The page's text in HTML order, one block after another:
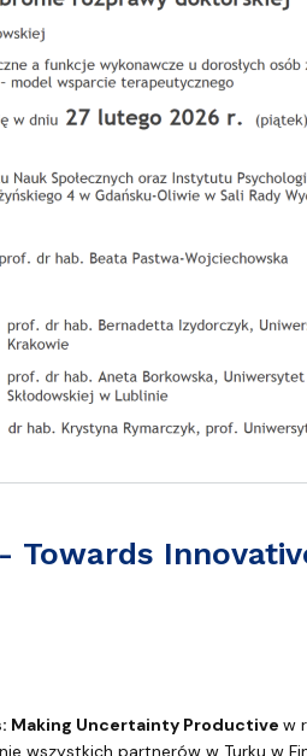
Making Uncertainty
Making Uncertainty Productive w
wszystkich partnerów w Turku w